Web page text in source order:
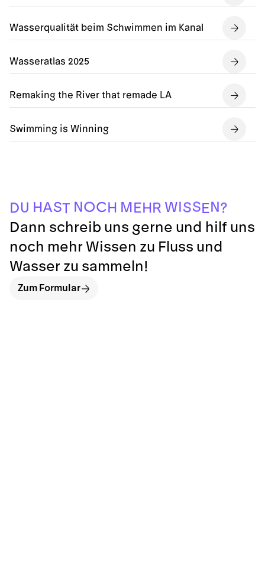
Wasserqualität beim Schwimmen im Kanal
Wasseratlas 2025
Remaking the River that remade LA
Swimming is Winning
DU HAST NOC H MEHR WISSEN?
Dann schreib uns gerne und hilf uns
noch mehr Wissen zu Fluss und
Wasser zu sammeln!
Zum Formular